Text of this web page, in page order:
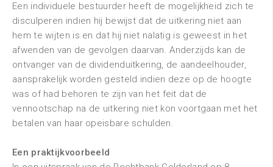
Een individuele bestuurder heeft de mogelijkheid zich te
disculperen indien hij bewijst dat de uitkering niet aan
hem te wijten is en dat hij niet nalatig is geweest in het
afwenden van de gevolgen daarvan. Anderzijds kan de
ontvanger van de dividenduitkering, de aandeelhouder,
aansprakelijk worden gesteld indien deze op de hoogte
was of had behoren te zijn van het feit dat de
vennootschap na de uitkering niet kon voortgaan met het
betalen van haar opeisbare schulden.
Een praktijkvoorbeeld